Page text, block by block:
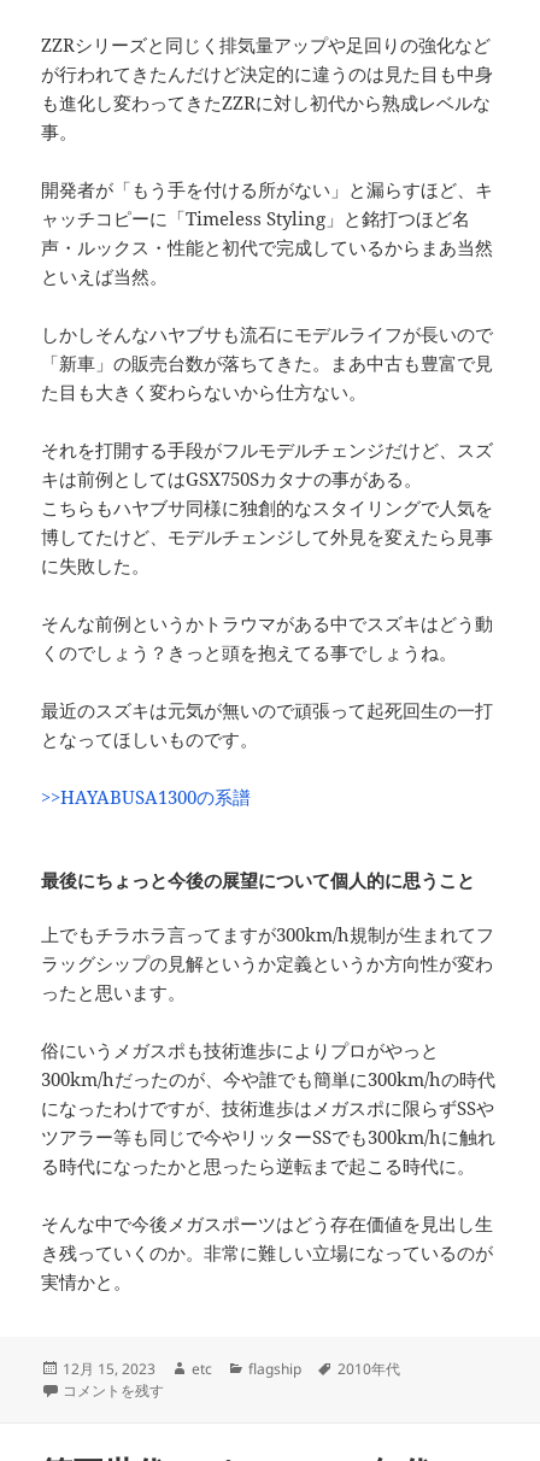
ZZRシリーズと同じく排気量アップや足回りの強化など
が行われてきたんだけど決定的に違うのは見た目も中身
も進化し変わってきたZZRに対し初代から熟成レベルな
事。
開発者が「もう手を付ける所がない」と漏らすほど、キ
ャッチコピーに「Timeless Styling」と銘打つほど名
声・ルックス・性能と初代で完成しているからまあ当然
といえば当然。
しかしそんなハヤブサも流石にモデルライフが長いので
「新車」の販売台数が落ちてきた。まあ中古も豊富で見
た目も大きく変わらないから仕方ない。
それを打開する手段がフルモデルチェンジだけど、スズ
キは前例としてはGSX750Sカタナの事がある。
こちらもハヤブサ同様に独創的なスタイリングで人気を
博してたけど、モデルチェンジして外見を変えたら見事
に失敗した。
そんな前例というかトラウマがある中でスズキはどう動
くのでしょう？きっと頭を抱えてる事でしょうね。
最近のスズキは元気が無いので頑張って起死回生の一打
となってほしいものです。
>>HAYABUSA1300の系譜
最後にちょっと今後の展望について個人的に思うこと
上でもチラホラ言ってますが300km/h規制が生まれてフ
ラッグシップの見解というか定義というか方向性が変わ
ったと思います。
俗にいうメガスポも技術進歩によりプロがやっと
300km/hだったのが、今や誰でも簡単に300km/hの時代
になったわけですが、技術進歩はメガスポに限らずSSや
ツアラー等も同じで今やリッターSSでも300km/hに触れ
る時代になったかと思ったら逆転まで起こる時代に。
そんな中で今後メガスポーツはどう存在価値を見出し生
き残っていくのか。非常に難しい立場になっているのが
実情かと。
投
稿
12月 15, 2023
作
etc
カ
flagship
タ
2010年代
第六世代 -since 2010年代- に
コメントを残す